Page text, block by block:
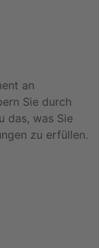
an
Sie durch
das, was Sie
zu erfüllen.